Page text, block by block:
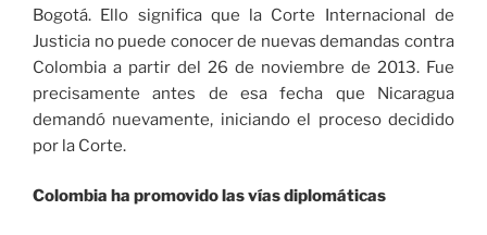
Bogotá. Ello significa que la Corte Internacional de
Justicia no puede conocer de nuevas demandas contra
Colombia a partir del 26 de noviembre de 2013. Fue
precisamente antes de esa fecha que Nicaragua
demandó nuevamente, iniciando el proceso decidido
por la Corte.
Colombia ha promovido las vías diplomáticas